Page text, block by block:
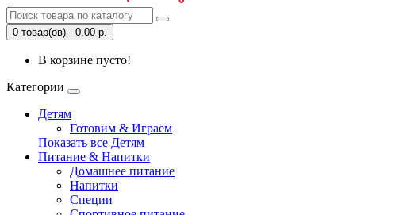
0 товар(ов) - 0.00 р.
В корзине пусто!
Категории
Детям
Готовим & Играем
Показать все Детям
Питание & Напитки
Домашнее питание
Напитки
Специи